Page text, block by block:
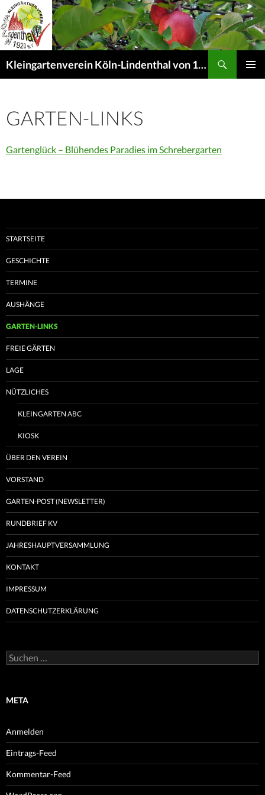
Kleingartenverein Köln-Lindenthal von 1920 e. V.
GARTEN-LINKS
Gartenglück – Blühendes Paradies im Schrebergarten
STARTSEITE
GESCHICHTE
TERMINE
AUSHÄNGE
GARTEN-LINKS
FREIE GÄRTEN
LAGE
NÜTZLICHES
KLEINGARTEN ABC
KIOSK
ÜBER DEN VEREIN
VORSTAND
GARTEN-POST (NEWSLETTER)
RUNDBRIEF KV
JAHRESHAUPTVERSAMMLUNG
KONTAKT
IMPRESSUM
DATENSCHUTZERKLÄRUNG
Suchen
nach:
META
Anmelden
Eintrags-Feed
Kommentar-Feed